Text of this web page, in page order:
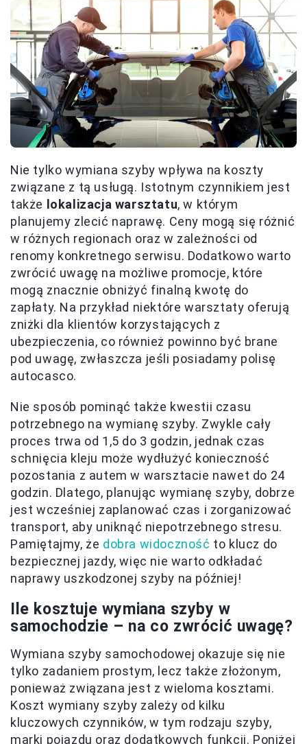
Nie tylko wymiana szyby wpływa na koszty
związane z tą usługą. Istotnym czynnikiem jest
także
lokalizacja warsztatu, w którym
planujemy zlecić naprawę. Ceny mogą się różnić
w różnych regionach oraz w zależności od
renomy konkretnego serwisu. Dodatkowo warto
zwrócić uwagę na możliwe promocje, które
mogą znacznie obniżyć finalną kwotę do
zapłaty. Na przykład niektóre warsztaty oferują
zniżki dla klientów korzystających z
ubezpieczenia, co również powinno być brane
pod uwagę, zwłaszcza jeśli posiadamy polisę
autocasco.
Nie sposób pominąć także kwestii czasu
potrzebnego na wymianę szyby. Zwykle cały
proces trwa od 1,5 do 3 godzin, jednak czas
schnięcia kleju może wydłużyć konieczność
pozostania z autem w warsztacie nawet do 24
godzin. Dlatego, planując wymianę szyby, dobrze
jest wcześniej zaplanować czas i zorganizować
transport, aby uniknąć niepotrzebnego stresu.
Pamiętajmy, że dobra widoczność to klucz do
bezpiecznej jazdy, więc nie warto odkładać
naprawy uszkodzonej szyby na później!
Ile kosztuje wymiana szyby w
samochodzie – na co zwrócić uwagę?
Wymiana szyby samochodowej okazuje się nie
tylko zadaniem prostym, lecz także złożonym,
ponieważ związana jest z wieloma kosztami.
Koszt wymiany szyby zależy od kilku
kluczowych czynników, w tym rodzaju szyby,
marki pojazdu oraz dodatkowych funkcji. Poniżej